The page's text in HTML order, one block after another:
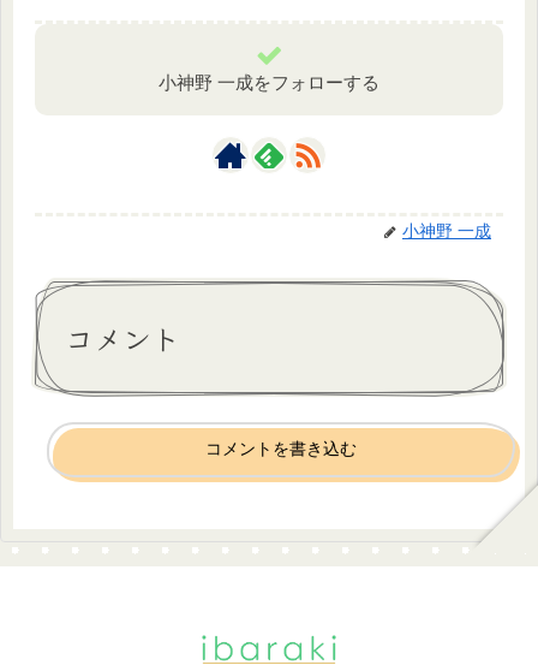
小神野 一成をフォローする
小神野 一成
コメント
コメントを書き込む